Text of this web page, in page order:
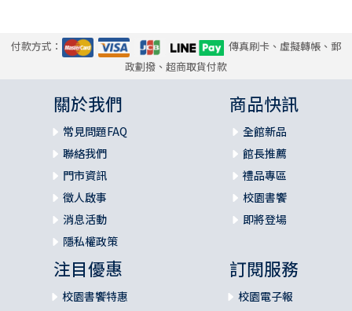
付款方式：
傳真刷卡、虛擬轉帳、郵
政劃撥、超商取貨付款
關於我們
常見問題FAQ
聯絡我們
門市資訊
徵人啟事
消息活動
隱私權政策
商品快訊
全館新品
館長推薦
禮品專區
校園書饗
即將登場
注目優惠
校園書饗特惠
訂閱服務
校園電子報